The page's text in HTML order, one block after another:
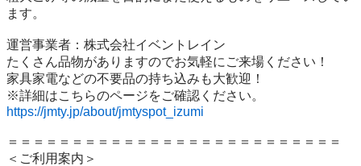
ます。
運営事業者：株式会社イベントレイン
たくさん品物がありますのでお気軽にご来場ください！
家具家電などの不要品の持ち込みも大歓迎！
https://jmty.jp/about/jmtyspot_izumi
＝＝＝＝＝＝＝＝＝＝＝＝＝＝＝＝＝＝＝＝＝＝＝＝＝＝
＜ご利用案内＞